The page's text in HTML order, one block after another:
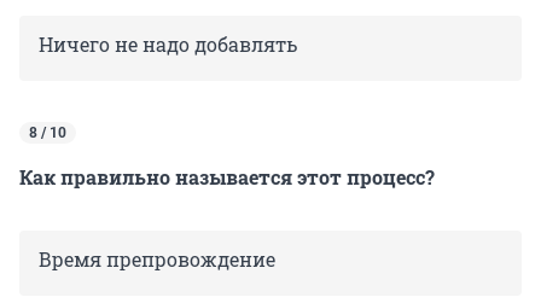
Ничего не надо добавлять
8 / 10
Как правильно называется этот процесс?
Время препровождение